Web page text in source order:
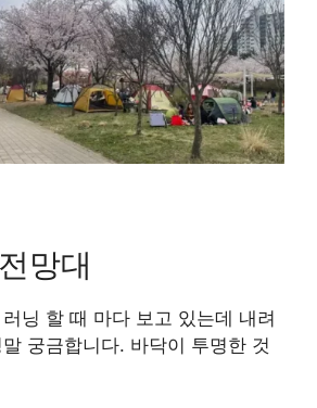
망대
닝 할 때 마다 보고 있는데 내려
궁금합니다. 바닥이 투명한 것